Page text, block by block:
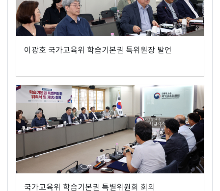
이광호 국가교육위 학습기본권 특위원장 발언
국가교육위 학습기본권 특별위원회 회의